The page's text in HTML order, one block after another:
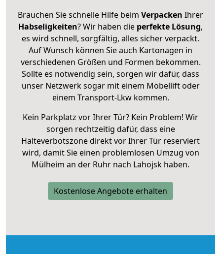
Brauchen Sie schnelle Hilfe beim Verpacken Ihrer
Habseligkeiten? Wir haben die perfekte Lösung,
es wird schnell, sorgfältig, alles sicher verpackt.
Auf Wunsch können Sie auch Kartonagen in
verschiedenen Größen und Formen bekommen.
Sollte es notwendig sein, sorgen wir dafür, dass
unser Netzwerk sogar mit einem Möbellift oder
einem Transport-Lkw kommen.
Kein Parkplatz vor Ihrer Tür? Kein Problem! Wir
sorgen rechtzeitig dafür, dass eine
Halteverbotszone direkt vor Ihrer Tür reserviert
wird, damit Sie einen problemlosen Umzug von
Mülheim an der Ruhr nach Lahojsk haben.
Kostenlose Angebote erhalten